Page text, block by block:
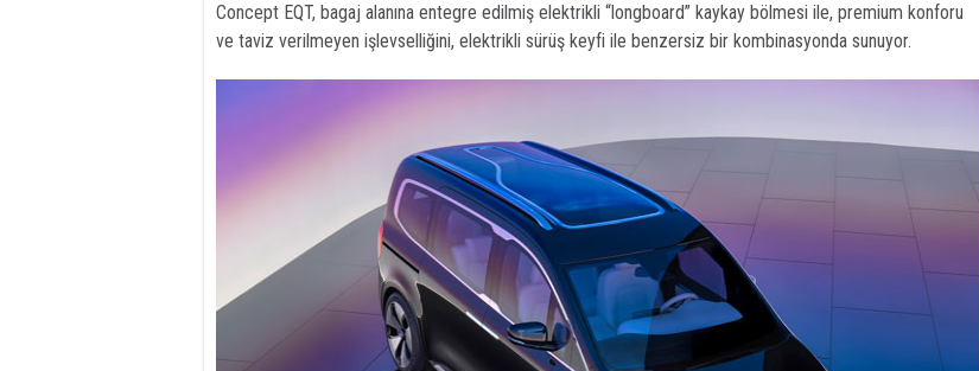
Concept EQT, bagaj alanına entegre edilmiş elektrikli “longboard” kaykay bölmesi ile, premium konforu
ve taviz verilmeyen işlevselliğini, elektrikli sürüş keyfi ile benzersiz bir kombinasyonda sunuyor.